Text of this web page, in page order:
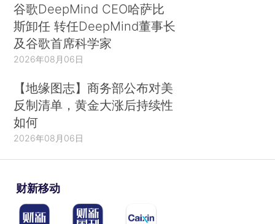
谷歌DeepMind CEO哈萨比
斯卸任 转任DeepMind董事长
及谷歌首席科学家
2026年08月06日
【地缘图志】商务部公布对美
反制清单，黄金大涨后持续性
如何
2026年08月06日
财新移动